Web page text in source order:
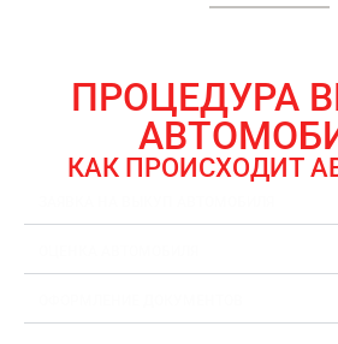
ПРОЦЕДУРА
КАК ПРОИСХОДИТ